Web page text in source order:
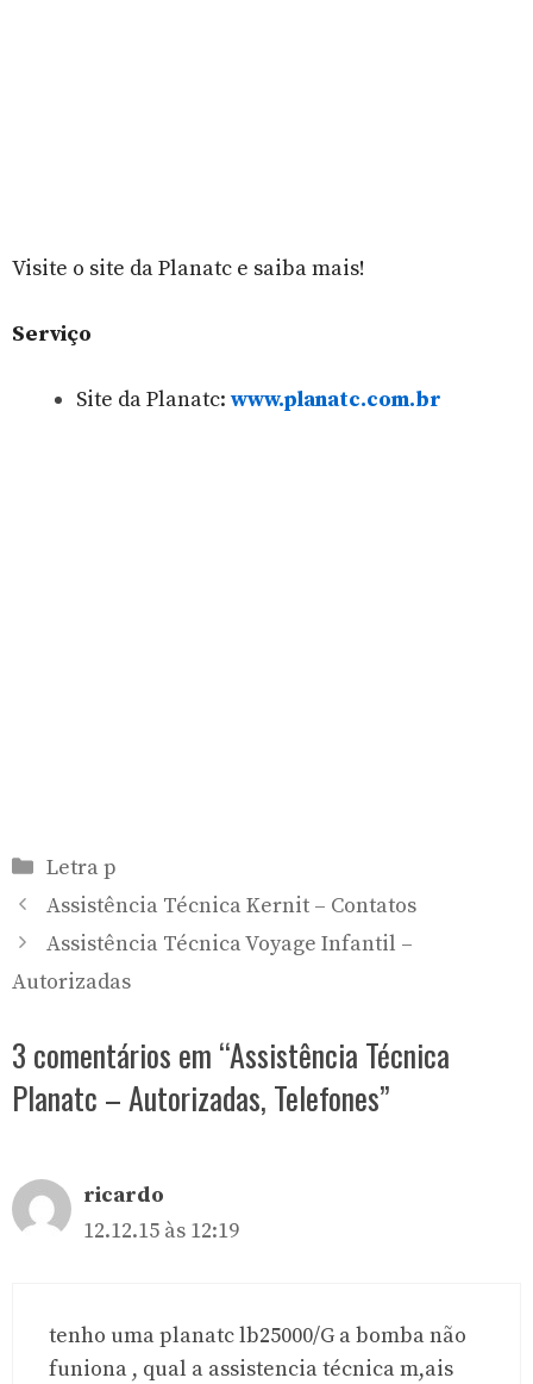
Visite o site da Planatc e saiba mais!
Serviço
Site da Planatc: www.planatc.com.br
Categorias
Letra p
Assistência Técnica Kernit – Contatos
Assistência Técnica Voyage Infantil –
Autorizadas
3 comentários em “Assistência Técnica
Planatc – Autorizadas, Telefones”
ricardo
12.12.15 às 12:19
tenho uma planatc lb25000/G a bomba não
funiona , qual a assistencia técnica m,ais